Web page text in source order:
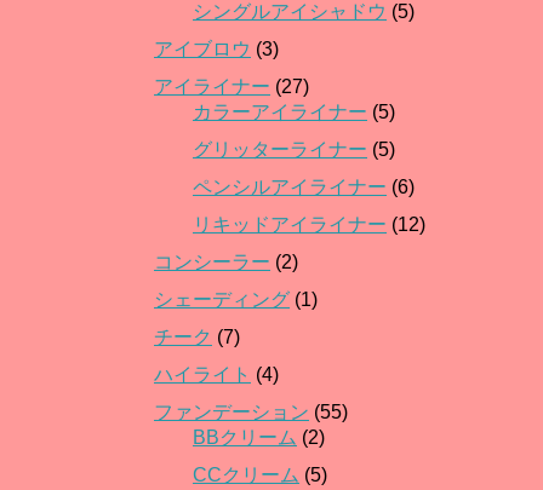
シングルアイシャドウ (5)
アイブロウ (3)
アイライナー (27)
カラーアイライナー (5)
グリッターライナー (5)
ペンシルアイライナー (6)
リキッドアイライナー (12)
コンシーラー (2)
シェーディング (1)
チーク (7)
ハイライト (4)
ファンデーション (55)
BBクリーム (2)
CCクリーム (5)